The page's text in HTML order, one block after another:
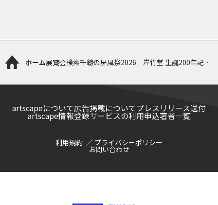
ホーム展覧会検索千總の屏風祭2026 岸竹堂 生誕200年記念
artscapeについて広告掲載についてプレスリリース送付
artscape情報登録サービスの利用申込著者一覧
利用規約 プライバシーポリシー
お問い合わせ